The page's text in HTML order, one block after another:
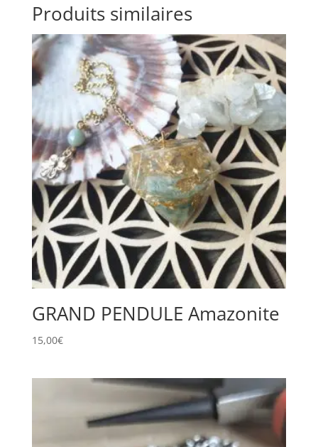
Produits similaires
GRAND PENDULE Amazonite
15,00€